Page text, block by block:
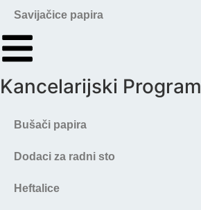
Savijačice papira
Kancelarijski Program
Bušači papira
Dodaci za radni sto
Heftalice